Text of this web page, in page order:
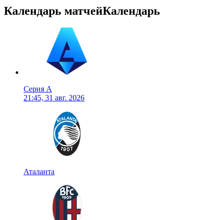
Календарь матчейКалендарь
Серия А
21:45, 31 авг. 2026
Аталанта